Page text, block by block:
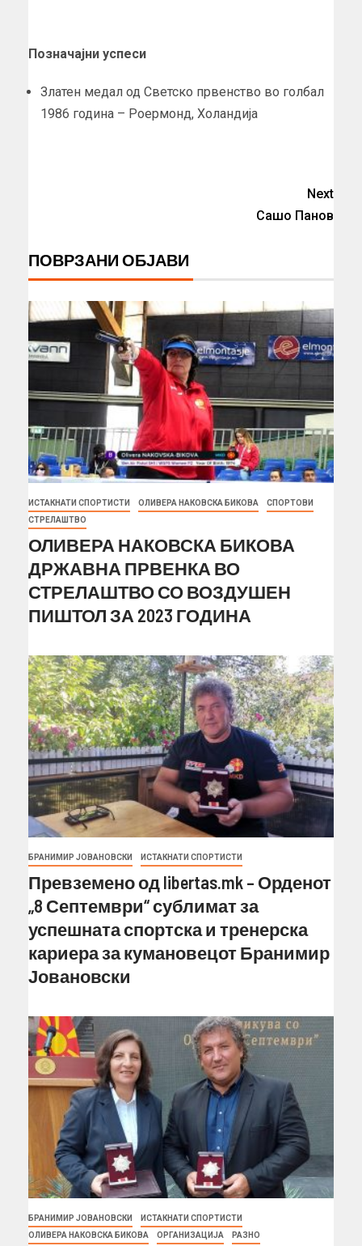
Позначајни успеси
Златен медал од Светско првенство во голбал
1986 година – Роермонд, Холандија
Next
Сашо Панов
ПОВРЗАНИ ОБЈАВИ
ИСТАКНАТИ СПОРТИСТИ ОЛИВЕРА НАКОВСКА БИКОВА
СПОРТОВИ
СТРЕЛАШТВО
ОЛИВЕРА НАКОВСКА БИКОВА
ДРЖАВНА ПРВЕНКА ВО
СТРЕЛАШТВО СО ВОЗДУШЕН
ПИШТОЛ ЗА 2023 ГОДИНА
БРАНИМИР ЈОВАНОВСКИ ИСТАКНАТИ СПОРТИСТИ
Превземено од libertas.mk – Орденот
„8 Септември“ сублимат за
успешната спортска и тренерска
кариера за кумановецот Бранимир
Јовановски
БРАНИМИР ЈОВАНОВСКИ
ИСТАКНАТИ СПОРТИСТИ
ОЛИВЕРА НАКОВСКА БИКОВА
ОРГАНИЗАЦИЈА РАЗНО